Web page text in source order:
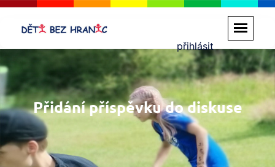
přihlásit
Přidání příspěvku do diskuse